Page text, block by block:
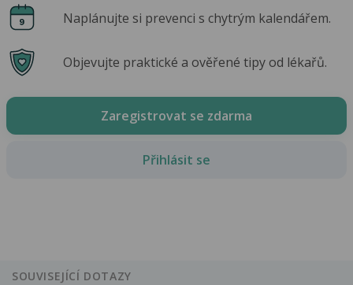
Naplánujte si prevenci s chytrým kalendářem.
Objevujte praktické a ověřené tipy od lékařů.
Zaregistrovat se zdarma
Přihlásit se
SOUVISEJÍCÍ DOTAZY